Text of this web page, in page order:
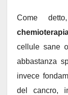
Come
cellule sane
abbastanza
invece
del cancro,